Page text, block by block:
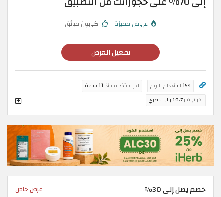
عروض مميزة كوبون موثق
تفعيل العرض
154 استخدام اليوم اخر استخدام منذ11 ساعة
اخر توفير10.7 ريال قطري
خصم يصل إلى 30% عرض خاص